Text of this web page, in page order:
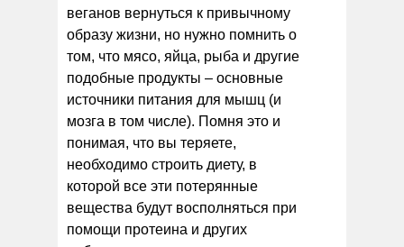
веганов вернуться к привычному
образу жизни, но нужно помнить о
том, что мясо, яйца, рыба и другие
подобные продукты – основные
источники питания для мышц (и
мозга в том числе). Помня это и
понимая, что вы теряете,
необходимо строить диету, в
которой все эти потерянные
вещества будут восполняться при
помощи протеина и других